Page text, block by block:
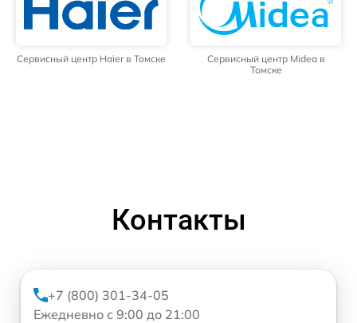
Сервисный центр Haier в Томске
Сервисный центр Midea в
Томске
Контакты
+7 (800) 301-34-05
Ежедневно с 9:00 до 21:00